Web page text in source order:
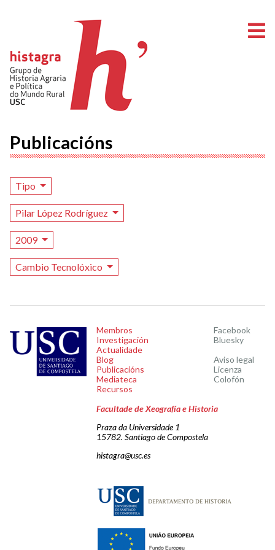
Publicacións
Tipo
Pilar López Rodríguez
2009
Cambio Tecnolóxico
Membros
Investigación
Actualidade
Blog
Publicacións
Mediateca
Recursos
Facebook
Bluesky
Aviso legal
Licenza
Colofón
Facultade de Xeografía e Historia
Praza da Universidade 1
15782. Santiago de Compostela
histagra@usc.es